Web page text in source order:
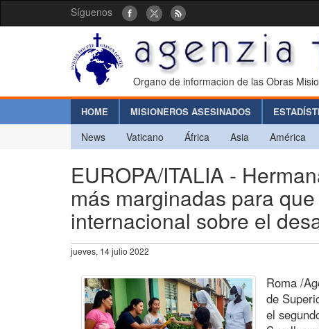
Síguenos
Organo de informacion de las Obras
HOME MISIONEROS ASESINADOS
News Vaticano África Asia América
EUROPA/ITALIA -
más marginadas para
internacional sobre el
jueves, 14 julio 2022
Roma /
de
el